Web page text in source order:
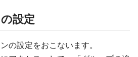
設定
の設定をおこないます。